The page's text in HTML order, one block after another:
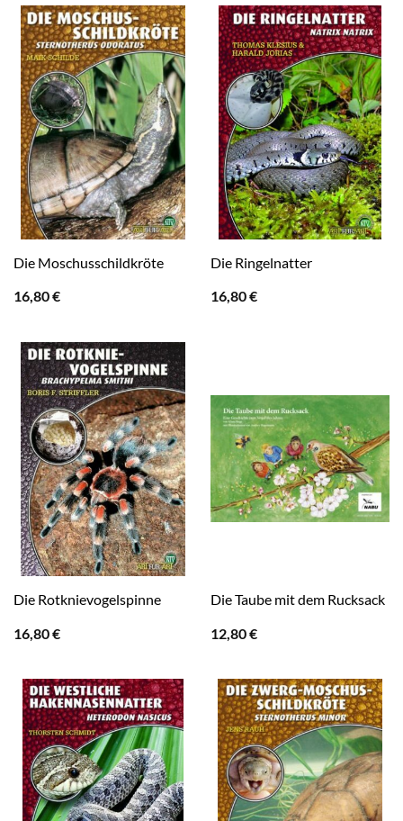
Die Moschusschildkröte
16,80€
Die Ringelnatter
16,80€
Die Rotknievogelspinne
16,80€
Die Taube mit dem Rucksack
12,80€